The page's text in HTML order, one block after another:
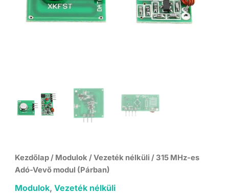
Kezdőlap/ Modulok /Vezeték nélküli / 315 MHz-es
Adó-Vevő modul (Párban)
Modulok, Vezeték nélküli